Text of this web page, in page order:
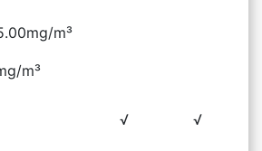
m³
m³
√ √